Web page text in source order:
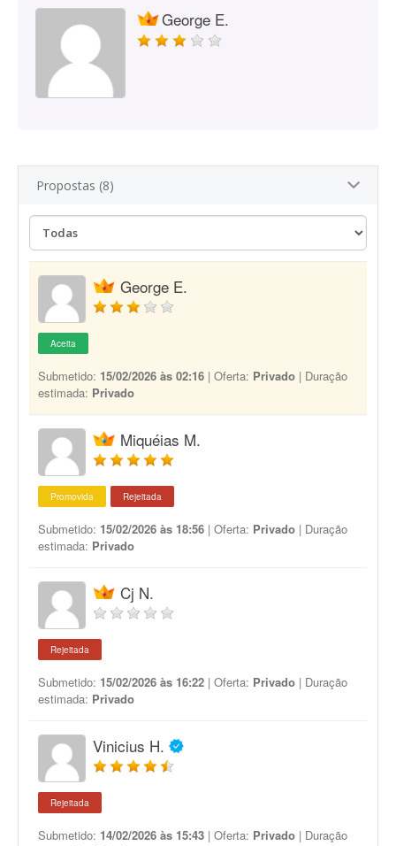
George E.
Propostas (8)
George E.
Aceita
Submetido: 15/02/2026 às 02:16 | Oferta: Privado | Duração
estimada: Privado
Miquéias M.
Promovida Rejeitada
Submetido: 15/02/2026 às 18:56 | Oferta: Privado | Duração
estimada: Privado
Cj N.
Rejeitada
Submetido: 15/02/2026 às 16:22 | Oferta: Privado | Duração
estimada: Privado
Vinicius H.
Rejeitada
Submetido: 14/02/2026 às 15:43 | Oferta: Privado | Duração